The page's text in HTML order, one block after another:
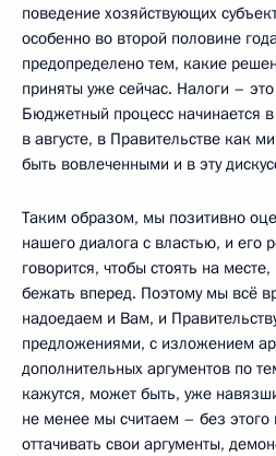
поведение хозяйствующих
особенно во второй половине
предопределено тем, какие
приняты уже сейчас. Налоги –
Бюджетный процесс начинается
в августе, в Правительстве как
быть вовлеченными и в эту
Таким образом, мы позитивно
нашего диалога с властью, и его
говорится, чтобы стоять на
бежать вперед. Поэтому мы всё
надоедаем и Вам, и
предложениями, с изложением
дополнительных аргументов по
кажутся, может быть, уже
не менее мы считаем – без
оттачивать свои аргументы,